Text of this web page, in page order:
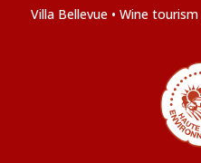
Villa Bellevue • Wine